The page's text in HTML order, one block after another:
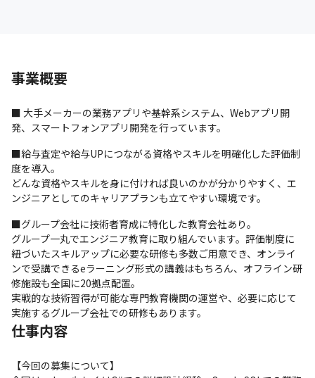
事業概要
■ ⼤⼿メーカーの業務アプリや基幹系システム、Webアプリ開
発、スマートフォンアプリ開発を行っています。
■給与査定や給与UPにつながる資格やスキルを明確化した評価制
度を導入。
どんな資格やスキルを身に付ければ良いのかが分かりやすく、エ
ンジニアとしてのキャリアプランも立てやすい環境です。
■グループ会社に技術者育成に特化した教育会社あり。
グループ一丸でエンジニア教育に取り組んでいます。評価制度に
紐づいたスキルアップに必要な研修も多数ご用意でき、オンライ
ンで受講できるeラーニング形式の講義はもちろん、オフライン研
修施設も全国に20拠点配置。
実戦的な技術習得が可能な専門教育機関の運営や、必要に応じて
実施するグループ会社での研修もあります。
仕事内容
【今回の募集について】